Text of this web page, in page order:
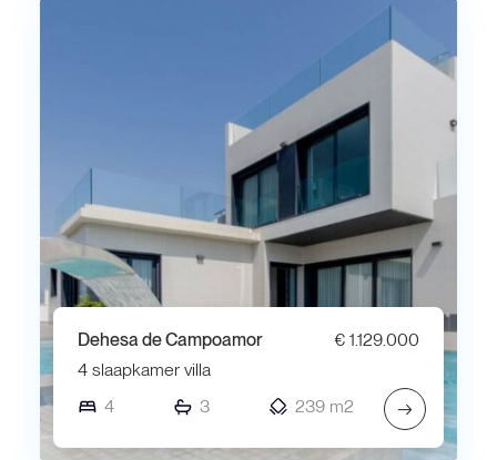
Dehesa de Campoamor
€ 1.129.000
4 slaapkamer villa
4
3 239 m2 →